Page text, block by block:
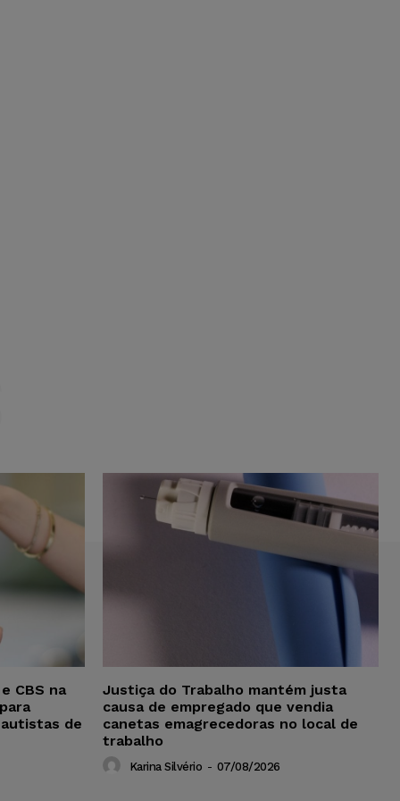
CBS na
de
Justiça do Trabalho mantém justa
causa de empregado que vendia
canetas emagrecedoras no local de
trabalho
Karina Silvério - 07/08/2026